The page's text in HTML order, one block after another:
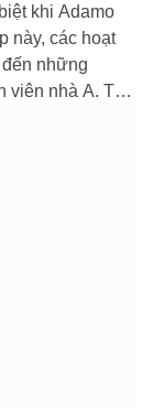
khi Adamo
này, các hoạt
những
viên nhà A. Từ